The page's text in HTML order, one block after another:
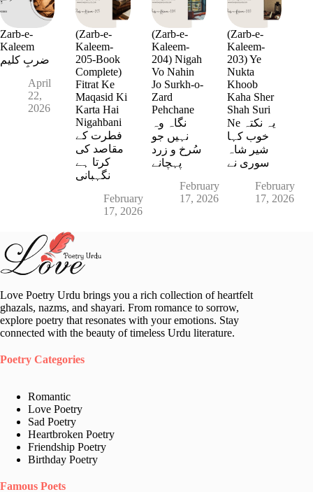
Zarb-e-
Kaleem
ضربِ کلیم
April
22,
2026
(Zarb-e-
Kaleem-
205-Book
Complete)
Fitrat Ke
Maqasid Ki
Karta Hai
Nigahbani
فطرت کے
مقاصد کی
کرتا ہے
نگہبانی
February
17, 2026
(Zarb-e-
Kaleem-
204) Nigah
Vo Nahin
Jo Surkh-o-
Zard
Pehchane
نگاہ وہ
نہیں جو
سُرخ و زرد
پہچانے
February
17, 2026
(Zarb-e-
Kaleem-
203) Ye
Nukta
Khoob
Kaha Sher
Shah Suri
Ne یہ نکتہ
خوب کہا
شیر شاہ
سوری نے
February
17, 2026
Love Poetry Urdu brings you a rich collection of heartfelt
ghazals, nazms, and shayari. From romance to sorrow,
explore poetry that resonates with your emotions. Stay
connected with the beauty of timeless Urdu literature.
Poetry Categories
Romantic
Love Poetry
Sad Poetry
Heartbroken Poetry
Friendship Poetry
Birthday Poetry
Famous Poets